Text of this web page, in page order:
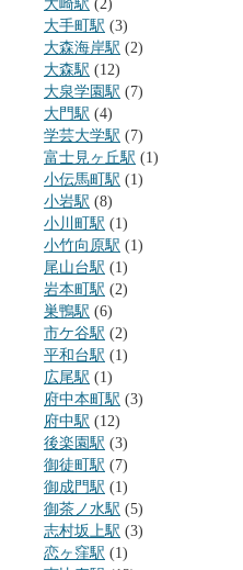
大崎駅 (2)
大手町駅 (3)
大森海岸駅 (2)
大森駅 (12)
大泉学園駅 (7)
大門駅 (4)
学芸大学駅 (7)
富士見ヶ丘駅 (1)
小伝馬町駅 (1)
小岩駅 (8)
小川町駅 (1)
小竹向原駅 (1)
尾山台駅 (1)
岩本町駅 (2)
巣鴨駅 (6)
市ケ谷駅 (2)
平和台駅 (1)
広尾駅 (1)
府中本町駅 (3)
府中駅 (12)
後楽園駅 (3)
御徒町駅 (7)
御成門駅 (1)
御茶ノ水駅 (5)
志村坂上駅 (3)
恋ヶ窪駅 (1)